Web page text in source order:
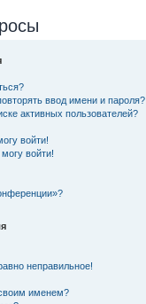
ввод имени и пароля?
активных пользователей?
войти!
войти!
неправильное!
именем?